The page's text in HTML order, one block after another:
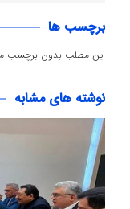
برچسب ها
این مطلب بدون برچسب
نوشته های مشابه